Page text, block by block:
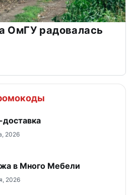
ОмГУ радовалась
2026
в Много Мебели
2026